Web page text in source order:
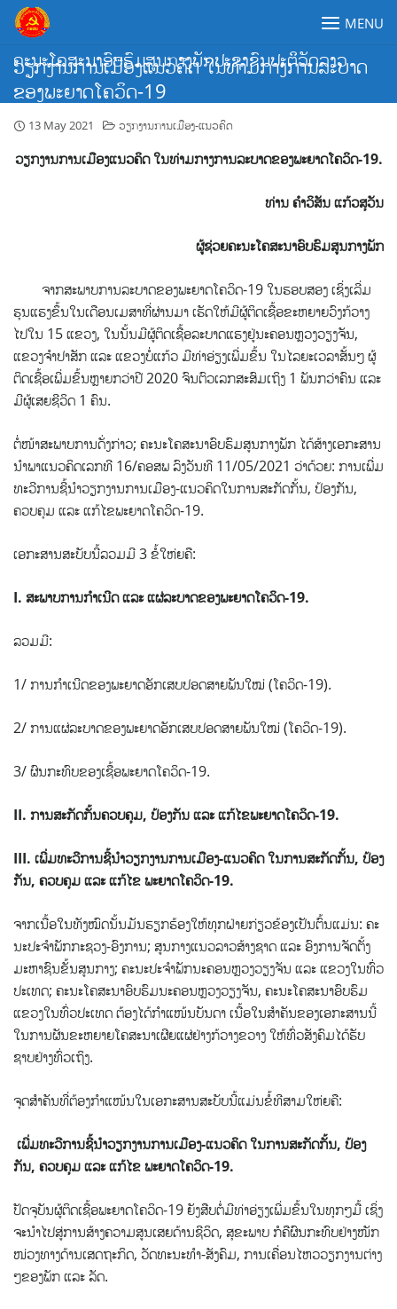
Skip
content
ຄະນະໂຄສະນາອົບຮົມສູນກາງພັກປະຊາຊົນປະຕິວັດລາວ
MENU
ວຽກງານການເມືອງແນວຄິດ ໃນທ່າມກາງການລະບາດ
ຂອງພະຍາດໂຄວິດ-19
13 May 2021 ວຽກງານການເມືອງ-ແນວຄິດ
ວຽກງານການເມືອງແນວຄິດ ໃນທ່າມກາງການລະບາດຂອງພະຍາດໂຄວິດ-19.
ທ່ານ ຄຳວິສັນ ແກ້ວສຸວັນ
ຜູ້ຊ່ວຍຄະນະໂຄສະນາອົບຮົມສູນກາງພັກ
ຈາກສະພາບການລະບາດຂອງພະຍາດໂຄວິດ-19 ໃນຮອບສອງ ເຊິ່ງເລີ່ມ
ຮຸນແຮງ​ຂຶ້ນໃນເດືອນເມສາທີ່ຜ່ານມາເຮັດໃຫ້​ມີ​ຜູ້​ຕິດ​ເຊື້ອຂະຫຍາຍວົງກ້ວາງ
ໄປໃນ 15 ແຂວງ, ໃນນັ້ນມີຜູ້ຕິດເຊື້ອລະບາດແຮງຢູ່ນະຄອນຫຼວງວຽງຈັນ,
ແຂວງຈຳປາສັກ ແລະ ແຂວງບໍ່ແກ້ວ ມີທ່າອ່ຽງເພີ່ມຂຶ້ນ ໃນໄລຍະເວລາສັ້ນໆ ຜູ້
ຕິດເຊື້ອເພີ່ມຂຶ້ນຫຼາຍກວ່າປີ 2020 ຈົນຕົວເລກສະສົມເຖິງ 1 ພັນກວ່າຄົນ ແລະ
ມີຜູ້ເສຍຊີວິດ 1 ຄົນ.
ຕໍ່ໜ້າສະພາບການດັ່ງກ່າວ; ຄະນະໂຄສະນາອົບຮົມສູນກາງພັກ ໄດ້ສ້າງເອກະສານ
ນຳພາແນວຄິດເລກທີ 16/ຄອສພ ລົງວັນທີ 11/05/2021 ວ່າດ້ວຍ: ການເພີ່ມ
ທະວີການຊີ້ນໍາວຽກງານການເມືອງ-ແນວຄິດໃນການສະກັດກັ້ນ, ປ້ອງກັນ,
ຄວບຄຸມ ແລະ ແກ້ໄຂພະຍາດໂຄວິດ-19.
ເອກະສານສະບັບນີ້ລວມມີ 3 ຂໍ້ໃຫ່ຍຄື:
I. ສະ​ພາບ​ການ​ກຳ​ເນີດ ແລະ​ ແຜ່​ລະ​ບາດ​ຂອງ​ພະ​ຍາດ​ໂຄວິດ-19.
ລວມ​ມີ:
1/ ການ​ກຳ​ເນີດ​ຂອງ​ພະ​ຍ​າດ​ອັກ​ເສບ​ປອດ​ສາຍ​ພັນ​ໃໝ່ (ໂຄວິດ-19).
2/ ການ​ແຜ່​ລະ​ບາດ​ຂອງ​ພະ​ຍາດ​ອັກ​ເສບ​ປອດ​ສາຍ​ພັນ​ໃໝ່ (ໂຄວິດ-19).
3/ ຜົນ​ກະ​ທົບ​ຂອງ​ເຊື້ອ​ພະ​ຍາດໂຄວິດ-19.
II. ການ​ສະ​ກັດ​ກັ້ນ​ຄວບ​ຄຸມ, ປ້ອງ​ກັນ ແລະ ແກ້​ໄຂ​ພະ​ຍາດໂຄວິດ-19.
III. ເພີ່ມ​ທະ​ວີ​ການ​ຊີ້​ນຳ​ວຽກ​ງານ​ການ​ເມືອງ-ແນວ​ຄ​ິດ ໃນ​ການ​ສະ​ກັດ​ກັ້ນ, ປ້ອງ​
ກັນ, ​ຄວບ​ຄຸມ ແລະ ແກ້​ໄຂ ​ພະ​ຍາດໂຄວິດ-19.
ຈາກ​ເນື້ອ​ໃນ​ທັງ​ໝົດ​ນັ້ນ​ມັນ​ຮຽກ​ຮ້ອງ​ໃຫ້​ທຸກ​ຝ່າຍ​ກ່ຽວ​ຂ້ອງ​ເປັນ​ຕົ້ນ​ແມ່ນ: ຄະ​
ນະປະຈຳ​​ພັກ​ກະ​ຊວງ-ອົງ​ການ; ສູນ​ກາງ​ແນວ​ລາວ​ສ້າງ​ຊາດ ແລະ ອົງ​ການ​ຈັດ​ຕັ້ງ​
ມະ​ຫາ​ຊົນ​ຂັ້ນ​ສູນ​ກາງ; ຄະ​ນະ​ປະ​ຈຳ​ພັກ​ນະ​ຄອນຫຼວງວຽງ​ຈັນ ແລະ ແຂວງ​ໃນ​ທົ່ວ​
ປະ​ເທດ; ຄະ​ນະ​ໂຄ​ສະ​ນາ​ອົບ​ຮົມ​ນະ​ຄອນຫຼວງວຽງ​ຈັນ, ຄະ​ນະ​ໂຄ​ສະ​ນາ​ອົບ​ຮົມ​
ແຂວງ​ໃນ​ທົ່ວ​ປະ​ເທດ ຕ້ອງ​ໄດ້​ກຳ​ແໜ້ນ​ບັນ​ດາ ເນື້ອ​ໃນ​ສຳ​ຄັນ​ຂອງ​ເອ​ກະ​ສານ​ນີ້​
ໃນ​ການ​ຜັນ​ຂະ​ຫຍາຍ​ໂຄ​ສະ​ນາ​ເຜີ​ຍແຜ່​ຢ່າງ​ກ້​ວາງ​ຂວາງ ໃຫ້​ທົ່ວ​ສັງ​ຄົມ​ໄດ້​ຮັບ​
ຊາບຢ່າງ​ທົ່ວ​ເຖິງ.
ຈຸດ​ສຳ​ຄັນ​ທີ່​ຕ້ອງ​ກຳ​ແໜ້ນ​ໃນ​ເອ​ກະ​ສານ​ສະ​ບັບ​ນີ້​ແມ່ນ​ຂໍ້​ທີສາມ​ໃຫ່​ຍ​ຄື:
ເພີ່ມ​ທະ​ວີ​ການ​ຊີ້​ນຳ​ວຽກ​ງານ​ການ​ເມືອງ-ແນວ​ຄ​ິດ ໃນ​ການ​ສະ​ກັດ​ກັ້ນ, ປ້ອງ​
ກັນ, ​ຄວບ​ຄຸມ ແລະ ແກ້​ໄຂ ​ພະ​ຍາດໂຄວິດ-19.
ປັດ​ຈຸ​ບັນ​ຜູ້​ຕິດ​ເຊື້ອ​ພະ​ຍາດ​ໂຄວິດ-19 ຍັງ​ສືບ​ຕໍ່​ມີ​ທ່າ​ອ່ຽງ​ເພີ່ມ​ຂຶ້ນ​ໃນ​ທຸກໆ​ມື້ ເຊິ່ງ​
ຈ​ະ​ນຳ​ໄປ​ສູ່​ການ​ສ້າງ​ຄວາມ​ສູນ​ເສຍ​ດ້ານ​ຊີ​ວິດ, ສຸ​ຂະ​ພາບ ກໍ​ຄື​ຜົນ​ກະ​ທົບ​ຢ່າງ​ໜັກ​
ໜ່ວງ​ທາງ​ດ້ານ​ເສດ​ຖະ​ກິດ, ວັດ​ທະ​ນະ​ທຳ-ສັງ​ຄົມ, ການ​ເຄື່ອນ​ໄຫວ​ວຽກ​ງານ​ຕ່າງ
ໆ​ຂອງ​ພັກ ແລະ ລັດ.